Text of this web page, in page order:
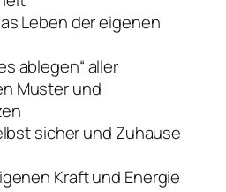
Leben der eigenen
ablegen“ aller
Muster und
sicher und Zuhause
Kraft und Energie